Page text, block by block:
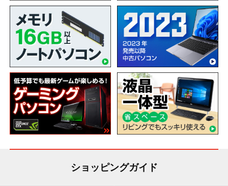
ショッピングガイド